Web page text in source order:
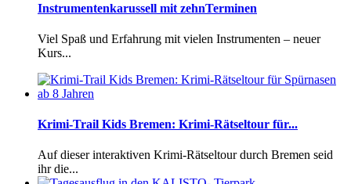
Instrumentenkarussell mit zehnTerminen
Viel Spaß und Erfahrung mit vielen Instrumenten – neuer
Kurs...
Krimi-Trail Kids Bremen: Krimi-Rätseltour für...
Auf dieser interaktiven Krimi-Rätseltour durch Bremen seid
ihr die...